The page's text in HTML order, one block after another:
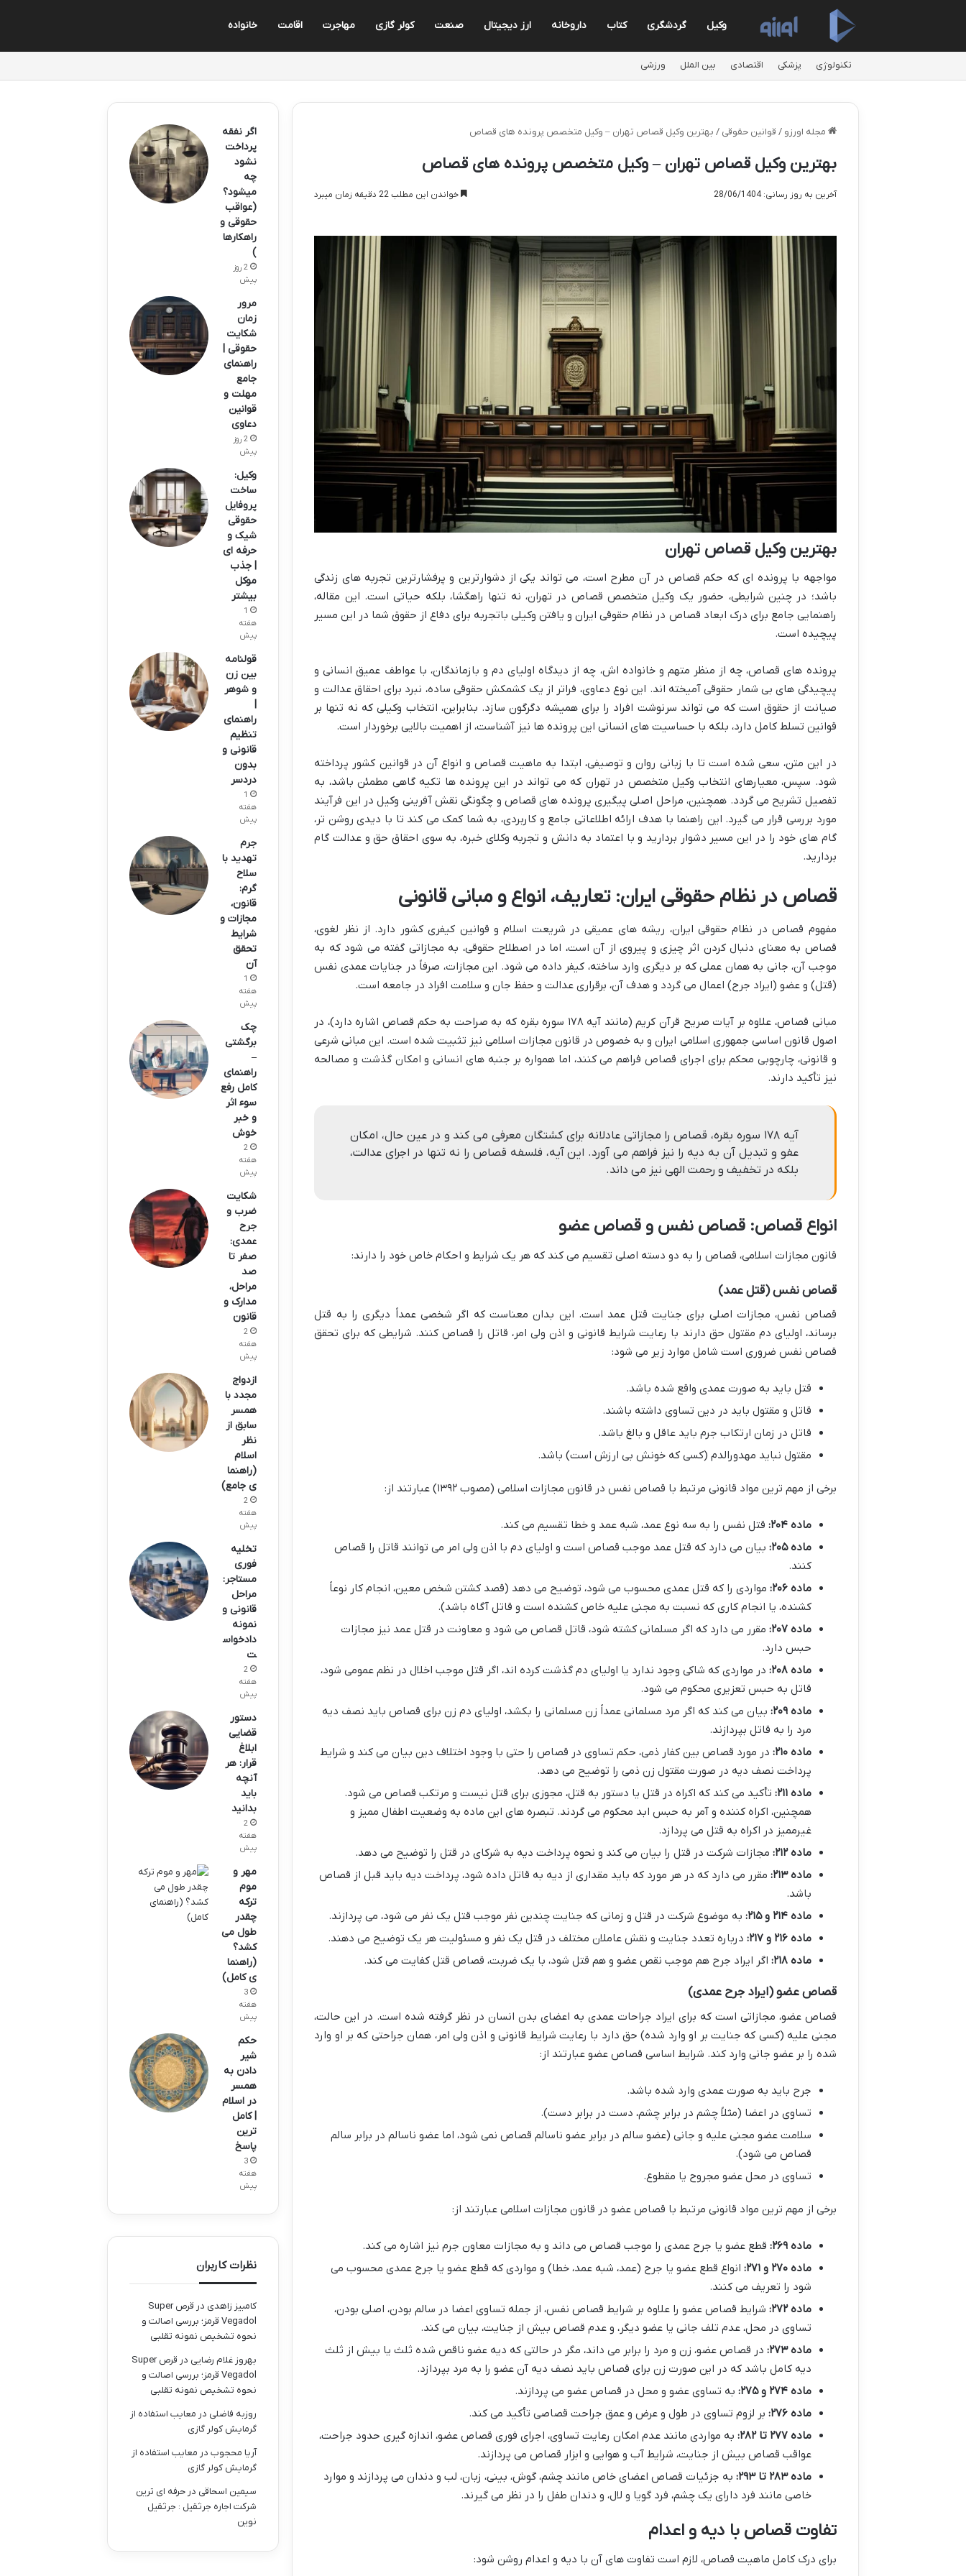
وکیل گردشگری کتاب داروخانه ارز دیجیتال صنعت کولر گازی مهاجرت اقامت خانواده
تکنولوژی پزشکی اقتصادی بین الملل ورزشی
مجله اورزو / قوانین حقوقی / بهترین وکیل قصاص تهران – وکیل متخصص پرونده های قصاص
بهترین وکیل قصاص تهران – وکیل متخصص پرونده های قصاص
آخرین به روز رسانی: 28/06/1404 خواندن این مطلب 22 دقیقه زمان میبرد
بهترین وکیل قصاص تهران
مواجهه با پرونده ای که حکم قصاص در آن مطرح است، می تواند یکی از دشوارترین و پرفشارترین تجربه های زندگی
باشد؛ در چنین شرایطی، حضور یک وکیل متخصص قصاص در تهران، نه تنها راهگشا، بلکه حیاتی است. این مقاله،
راهنمایی جامع برای درک ابعاد قصاص در نظام حقوقی ایران و یافتن وکیلی باتجربه برای دفاع از حقوق شما در این مسیر
پیچیده است.
پرونده های قصاص، چه از منظر متهم و خانواده اش، چه از دیدگاه اولیای دم و بازماندگان، با عواطف عمیق انسانی و
پیچیدگی های بی شمار حقوقی آمیخته اند. این نوع دعاوی، فراتر از یک کشمکش حقوقی ساده، نبرد برای احقاق عدالت و
صیانت از حقوق است که می تواند سرنوشت افراد را برای همیشه دگرگون سازد. بنابراین، انتخاب وکیلی که نه تنها بر
قوانین تسلط کامل دارد، بلکه با حساسیت های انسانی این پرونده ها نیز آشناست، از اهمیت بالایی برخوردار است.
در این متن، سعی شده است تا با زبانی روان و توصیفی، ابتدا به ماهیت قصاص و انواع آن در قوانین کشور پرداخته
شود. سپس، معیارهای انتخاب وکیل متخصص در تهران که می تواند در این پرونده ها تکیه گاهی مطمئن باشد، به
تفصیل تشریح می گردد. همچنین، مراحل اصلی پیگیری پرونده های قصاص و چگونگی نقش آفرینی وکیل در این فرآیند
مورد بررسی قرار می گیرد. این راهنما با هدف ارائه اطلاعاتی جامع و کاربردی، به شما کمک می کند تا با دیدی روشن تر،
گام های خود را در این مسیر دشوار بردارید و با اعتماد به دانش و تجربه وکلای خبره، به سوی احقاق حق و عدالت گام
بردارید.
قصاص در نظام حقوقی ایران: تعاریف، انواع و مبانی قانونی
مفهوم قصاص در نظام حقوقی ایران، ریشه های عمیقی در شریعت اسلام و قوانین کیفری کشور دارد. از نظر لغوی،
قصاص به معنای دنبال کردن اثر چیزی و پیروی از آن است، اما در اصطلاح حقوقی، به مجازاتی گفته می شود که به
موجب آن، جانی به همان عملی که بر دیگری وارد ساخته، کیفر داده می شود. این مجازات، صرفاً در جنایات عمدی نفس
(قتل) و عضو (ایراد جرح) اعمال می گردد و هدف آن، برقراری عدالت و حفظ جان و سلامت افراد در جامعه است.
مبانی قصاص، علاوه بر آیات صریح قرآن کریم (مانند آیه ۱۷۸ سوره بقره که به صراحت به حکم قصاص اشاره دارد)، در
اصول قانون اساسی جمهوری اسلامی ایران و به خصوص در قانون مجازات اسلامی نیز تثبیت شده است. این مبانی شرعی
و قانونی، چارچوبی محکم برای اجرای قصاص فراهم می کنند، اما همواره بر جنبه های انسانی و امکان گذشت و مصالحه
نیز تأکید دارند.
آیه ۱۷۸ سوره بقره، قصاص را مجازاتی عادلانه برای کشتگان معرفی می کند و در عین حال، امکان
عفو و تبدیل آن به دیه را نیز فراهم می آورد. این آیه، فلسفه قصاص را نه تنها در اجرای عدالت،
بلکه در تخفیف و رحمت الهی نیز می داند.
انواع قصاص: قصاص نفس و قصاص عضو
قانون مجازات اسلامی، قصاص را به دو دسته اصلی تقسیم می کند که هر یک شرایط و احکام خاص خود را دارند:
قصاص نفس (قتل عمد)
قصاص نفس، مجازات اصلی برای جنایت قتل عمد است. این بدان معناست که اگر شخصی عمداً دیگری را به قتل
برساند، اولیای دم مقتول حق دارند با رعایت شرایط قانونی و اذن ولی امر، قاتل را قصاص کنند. شرایطی که برای تحقق
قصاص نفس ضروری است شامل موارد زیر می شود:
قتل باید به صورت عمدی واقع شده باشد.
قاتل و مقتول باید در دین تساوی داشته باشند.
قاتل در زمان ارتکاب جرم باید عاقل و بالغ باشد.
مقتول نباید مهدورالدم (کسی که خونش بی ارزش است) باشد.
برخی از مهم ترین مواد قانونی مرتبط با قصاص نفس در قانون مجازات اسلامی (مصوب ۱۳۹۲) عبارتند از:
ماده ۲۰۴:
قتل نفس را به سه نوع عمد، شبه عمد و خطا تقسیم می کند.
ماده ۲۰۵:
بیان می دارد که قتل عمد موجب قصاص است و اولیای دم با اذن ولی امر می توانند قاتل را قصاص
کنند.
ماده ۲۰۶:
مواردی را که قتل عمدی محسوب می شود، توضیح می دهد (قصد کشتن شخص معین، انجام کار نوعاً
کشنده، یا انجام کاری که نسبت به مجنی علیه خاص کشنده است و قاتل آگاه باشد).
ماده ۲۰۷:
مقرر می دارد که اگر مسلمانی کشته شود، قاتل قصاص می شود و معاونت در قتل عمد نیز مجازات
حبس دارد.
ماده ۲۰۸:
در مواردی که شاکی وجود ندارد یا اولیای دم گذشت کرده اند، اگر قتل موجب اخلال در نظم عمومی شود،
قاتل به حبس تعزیری محکوم می شود.
ماده ۲۰۹:
بیان می کند که اگر مرد مسلمانی عمداً زن مسلمانی را بکشد، اولیای دم زن برای قصاص باید نصف دیه
مرد را به قاتل بپردازند.
ماده ۲۱۰:
در مورد قصاص بین کفار ذمی، حکم تساوی در قصاص را حتی با وجود اختلاف دین بیان می کند و شرایط
پرداخت نصف دیه در صورت مقتول زن ذمی را توضیح می دهد.
ماده ۲۱۱:
تأکید می کند که اکراه در قتل یا دستور به قتل، مجوزی برای قتل نیست و مرتکب قصاص می شود.
همچنین، اکراه کننده و آمر به حبس ابد محکوم می گردند. تبصره های این ماده به وضعیت اطفال ممیز و
غیرممیز در اکراه به قتل می پردازد.
ماده ۲۱۲:
مجازات شرکت در قتل را بیان می کند و نحوه پرداخت دیه به شرکای در قتل را توضیح می دهد.
ماده ۲۱۳:
مقرر می دارد که در هر مورد که باید مقداری از دیه به قاتل داده شود، پرداخت دیه باید قبل از قصاص
باشد.
ماده ۲۱۴ و ۲۱۵:
به موضوع شرکت در قتل و زمانی که جنایت چندین نفر موجب قتل یک نفر می شود، می پردازند.
ماده ۲۱۶ و ۲۱۷:
درباره تعدد جنایت و نقش عاملان مختلف در قتل یک نفر و مسئولیت هر یک توضیح می دهند.
ماده ۲۱۸:
اگر ایراد جرح هم موجب نقص عضو و هم قتل شود، با یک ضربت، قصاص قتل کفایت می کند.
قصاص عضو (ایراد جرح عمدی)
قصاص عضو، مجازاتی است که برای ایراد جراحات عمدی به اعضای بدن انسان در نظر گرفته شده است. در این حالت،
مجنی علیه (کسی که جنایت بر او وارد شده) حق دارد با رعایت شرایط قانونی و اذن ولی امر، همان جراحتی که بر او وارد
شده را بر عضو جانی وارد کند. شرایط اساسی قصاص عضو عبارتند از:
جرح باید به صورت عمدی وارد شده باشد.
تساوی در اعضا (مثلاً چشم در برابر چشم، دست در برابر دست).
سلامت عضو مجنی علیه و جانی (عضو سالم در برابر عضو ناسالم قصاص نمی شود، اما عضو ناسالم در برابر سالم
قصاص می شود).
تساوی در محل عضو مجروح یا مقطوع.
برخی از مهم ترین مواد قانونی مرتبط با قصاص عضو در قانون مجازات اسلامی عبارتند از:
ماده ۲۶۹:
قطع عضو یا جرح عمدی را موجب قصاص می داند و به مجازات معاون جرم نیز اشاره می کند.
ماده ۲۷۰ و ۲۷۱:
انواع قطع عضو یا جرح (عمد، شبه عمد، خطا) و مواردی که قطع عضو یا جرح عمدی محسوب می
شود را تعریف می کنند.
ماده ۲۷۲:
شرایط قصاص عضو را علاوه بر شرایط قصاص نفس، از جمله تساوی اعضا در سالم بودن، اصلی بودن،
تساوی در محل، عدم تلف جانی یا عضو دیگر، و عدم قصاص بیش از جنایت، بیان می کند.
ماده ۲۷۳:
در قصاص عضو، زن و مرد را برابر می داند، مگر در حالتی که دیه عضو ناقص شده ثلث یا بیش از ثلث
دیه کامل باشد که در این صورت زن برای قصاص باید نصف دیه آن عضو را به مرد بپردازد.
ماده ۲۷۴ و ۲۷۵:
به تساوی عضو و محل در قصاص عضو می پردازند.
ماده ۲۷۶:
بر لزوم تساوی در طول و عرض و عمق جراحت قصاصی تأکید می کند.
ماده ۲۷۷ تا ۲۸۲:
به مواردی مانند عدم امکان رعایت تساوی، اجرای فوری قصاص عضو، اندازه گیری حدود جراحت،
عواقب قصاص بیش از جنایت، شرایط آب و هوایی و ابزار قصاص می پردازند.
ماده ۲۸۳ تا ۲۹۳:
به جزئیات قصاص اعضای خاص مانند چشم، گوش، بینی، زبان، لب و دندان می پردازند و موارد
خاصی مانند فرد دارای یک چشم، فرد گویا و لال، و دندان طفل را در نظر می گیرند.
تفاوت قصاص با دیه و اعدام
برای درک کامل ماهیت قصاص، لازم است تفاوت های آن با دیه و اعدام روشن شود:
اگر نفقه
پرداخت
نشود
چه
میشود؟
(عواقب
حقوقی و
راهکارها
)
2 روز
پیش
مرور
زمان
شکایت
حقوقی |
راهنمای
جامع
مهلت و
قوانین
دعاوی
2 روز
پیش
وکیل:
ساخت
پروفایل
حقوقی
شیک و
حرفه ای
| جذب
موکل
بیشتر
1
هفته
پیش
قولنامه
بین زن
و شوهر
|
راهنمای
تنظیم
قانونی و
بدون
دردسر
1
هفته
پیش
جرم
تهدید با
سلاح
گرم:
قانون،
مجازات و
شرایط
تحقق
آن
1
هفته
پیش
چک
برگشتی
–
راهنمای
کامل رفع
سوء اثر
و خبر
خوش
2
هفته
پیش
شکایت
ضرب و
جرح
عمدی:
صفر تا
صد
مراحل،
مدارک و
قانون
2
هفته
پیش
ازدواج
مجدد با
همسر
سابق از
نظر
اسلام
(راهنما
ی جامع)
2
هفته
پیش
تخلیه
فوری
مستاجر:
مراحل
قانونی و
نمونه
دادخواس
ت
2
هفته
پیش
دستور
قضایی
ابلاغ
قرار: هر
آنچه
باید
بدانید
2
هفته
پیش
مهر و
موم
ترکه
چقدر
طول می
کشد؟
(راهنما
ی کامل)
3
هفته
پیش
حکم
شیر
دادن به
همسر
در اسلام
| کامل
ترین
پاسخ
3
هفته
پیش
نظرات کاربران
کامبیز زاهدی در
قرص Super
Vegadol قرمز؛ بررسی اصالت و
نحوه تشخیص نمونه تقلبی
بهروز غلام رضایی در
قرص Super
Vegadol قرمز؛ بررسی اصالت و
نحوه تشخیص نمونه تقلبی
روزبه فاضلی در معایب استفاده از
گرمایش کولر گازی
آریا محجوبدر معایب استفاده از
گرمایش کولر گازی
سیمین اسحاقی در حرفه ای ترین
شرکت اجاره جرثقیل : جرثقیل
نوین